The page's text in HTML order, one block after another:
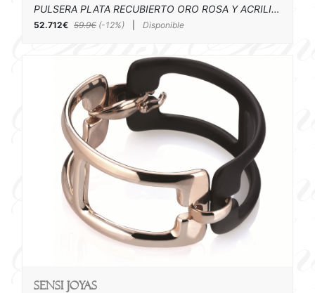
PULSERA PLATA RECUBIERTO ORO ROSA Y ACRILICO
52.712€ 59.9€ (-12%) Disponible
SENSI joyas